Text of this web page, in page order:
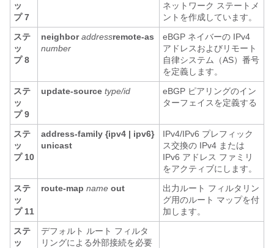
ッ
プ 7
ネットワーク ステートメ
ントを作成しています。
ステ
ッ
プ 8
neighbor addressremote-as
number
eBGP ネイバーの IPv4
アドレスおよびリモート
自律システム（AS）番号
を定義します。
ステ
ッ
プ 9
update-source type/id
eBGP ピアリングのイン
ターフェイスを定義する
ステ
ッ
プ 10
address-family {ipv4 | ipv6}
unicast
IPv4/IPv6 プレフィック
ス交換の IPv4 または
IPv6 アドレス ファミリ
をアクティブにします。
ステ
ッ
プ 11
route-map name out
出力ルート フィルタリン
グ用のルート マップを付
加します。
ステ
ッ
デフォルト ルート フィルタ
リングによる外部接続を必要